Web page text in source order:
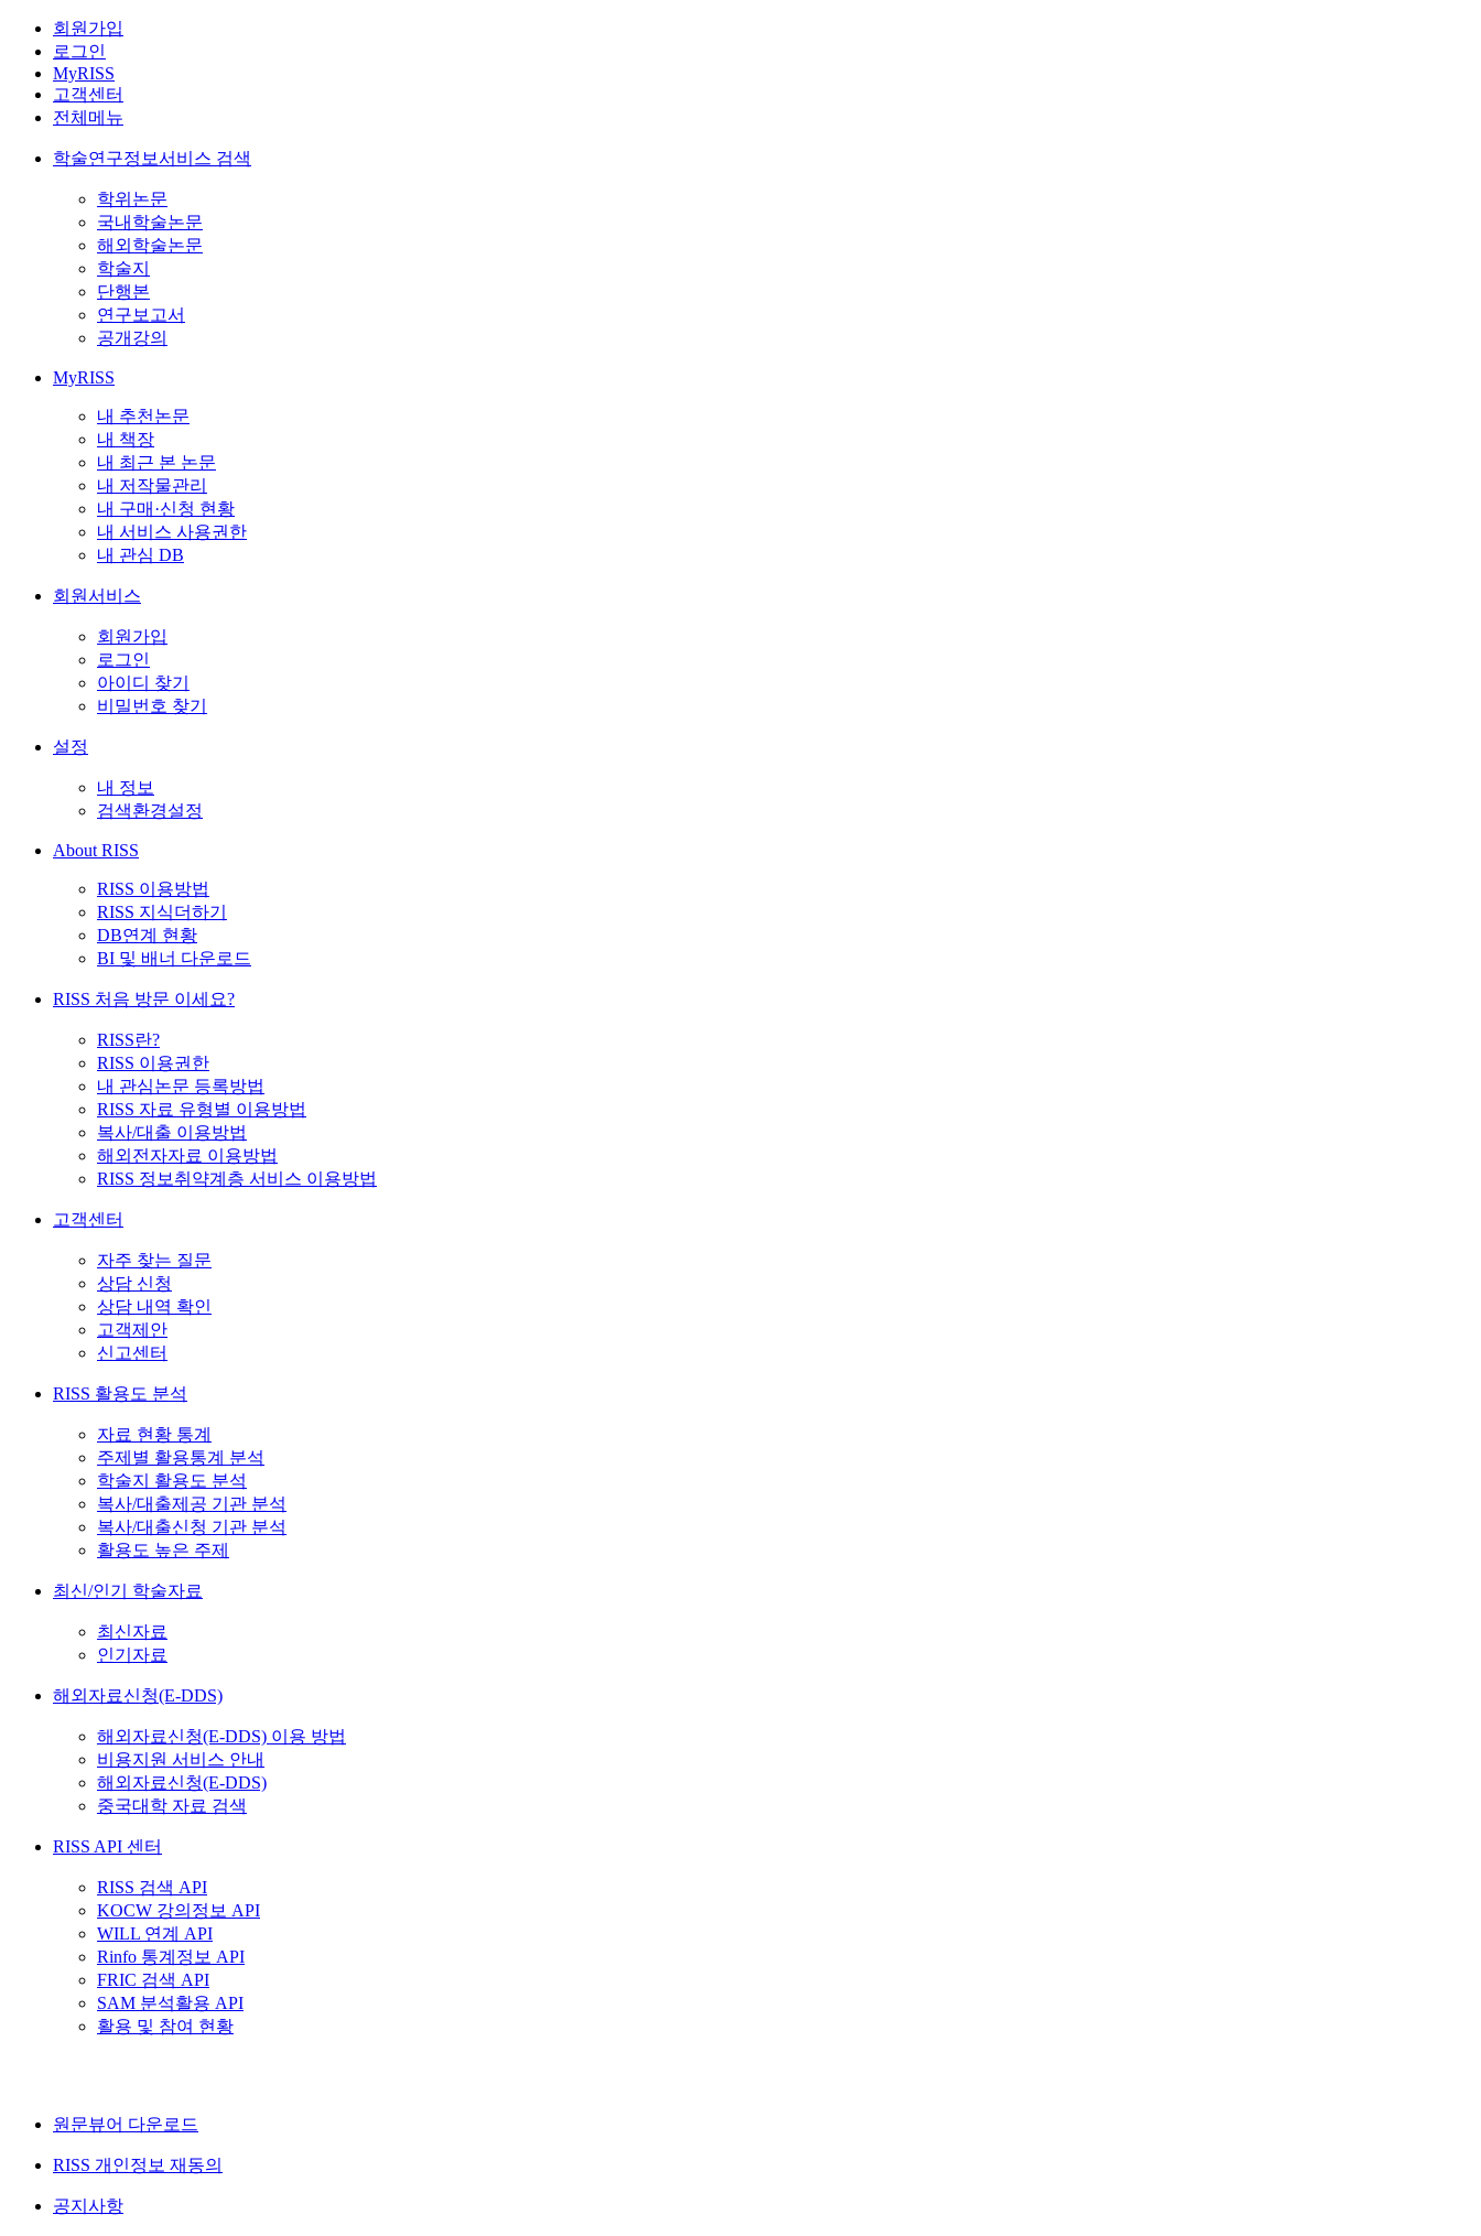
회원가입
로그인
MyRISS
고객센터
전체메뉴
학술연구정보서비스 검색
학위논문
국내학술논문
해외학술논문
학술지
단행본
연구보고서
공개강의
MyRISS
내 추천논문
내 책장
내 최근 본 논문
내 저작물관리
내 구매·신청 현황
내 서비스 사용권한
내 관심 DB
회원서비스
회원가입
로그인
아이디 찾기
비밀번호 찾기
설정
내 정보
검색환경설정
About RISS
RISS 이용방법
RISS 지식더하기
DB연계 현황
BI 및 배너 다운로드
RISS 처음 방문 이세요?
RISS란?
RISS 이용권한
내 관심논문 등록방법
RISS 자료 유형별 이용방법
복사/대출 이용방법
해외전자자료 이용방법
RISS 정보취약계층 서비스 이용방법
고객센터
자주 찾는 질문
상담 신청
상담 내역 확인
고객제안
신고센터
RISS 활용도 분석
자료 현황 통계
주제별 활용통계 분석
학술지 활용도 분석
복사/대출제공 기관 분석
복사/대출신청 기관 분석
활용도 높은 주제
최신/인기 학술자료
최신자료
인기자료
해외자료신청(E-DDS)
해외자료신청(E-DDS) 이용 방법
비용지원 서비스 안내
해외자료신청(E-DDS)
중국대학 자료 검색
RISS API 센터
RISS 검색 API
KOCW 강의정보 API
WILL 연계 API
Rinfo 통계정보 API
FRIC 검색 API
SAM 분석활용 API
활용 및 참여 현황
원문뷰어 다운로드
RISS 개인정보 재동의
공지사항